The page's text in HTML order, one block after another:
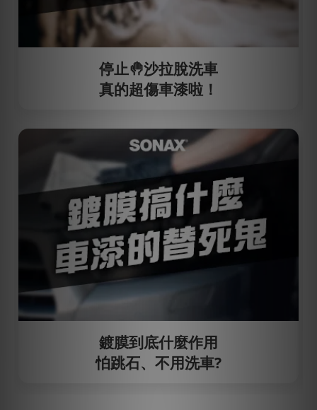
停止🤚沙拉脫洗車
真的超傷車漆啦！
鍍膜到底什麼作用
怕跳石、不用洗車?